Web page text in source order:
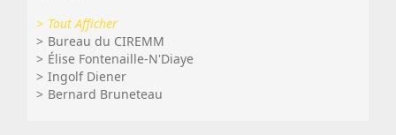
Tout Afficher
Bureau du CIREMM
Élise Fontenaille-N'Diaye
Ingolf Diener
Bernard Bruneteau